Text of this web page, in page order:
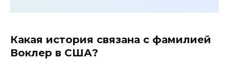
Какая история связана с фамилией
Воклер в США?